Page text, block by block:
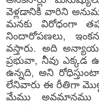
వెళ్లడానికి వారిని
మనకు విరోధంగా
నిందారోపణలు,
వస్తారు. అది
ప్రభువా, నీవు
ఉన్నది, అని
లేనివారు ఈ రీతిగా
మేము అవమానము